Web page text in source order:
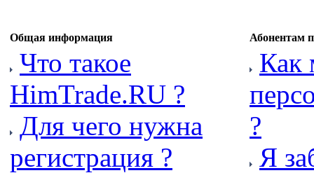
Общая информация Абонентам
Что такое
HimTrade.RU ?
Для чего нужна
регистрация ?
Как
?
Я